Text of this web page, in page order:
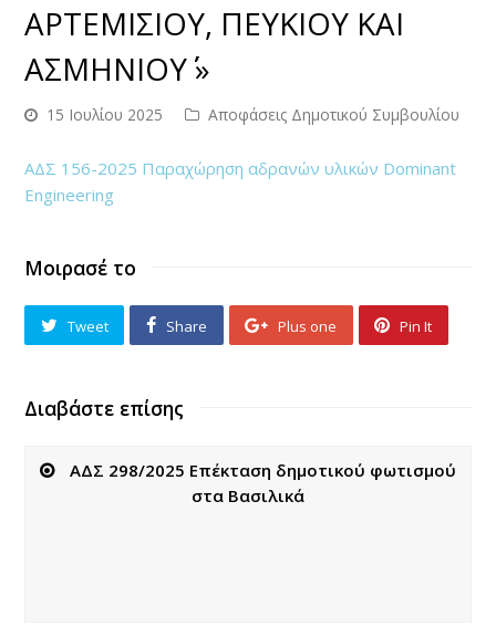
ΑΡΤΕΜΙΣΙΟΥ, ΠΕΥΚΙΟΥ ΚΑΙ
ΑΣΜΗΝΙΟΥ΄΄ »
15 Ιουλίου 2025 Αποφάσεις Δημοτικού Συμβουλίου
ΑΔΣ 156-2025 Παραχώρηση αδρανών υλικών Dominant
Engineering
Μοιρασέ το
Tweet Share Plus one Pin It
Διαβάστε επίσης
ΑΔΣ 298/2025 Επέκταση δημοτικού φωτισμού
στα Βασιλικά